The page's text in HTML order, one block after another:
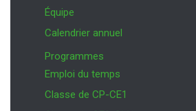
Équipe
Calendrier annuel
Programmes
Emploi du temps
Classe de CP-CE1